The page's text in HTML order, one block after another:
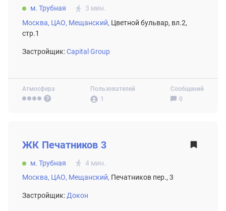
Атмосфера
Пользователей
1
Сообщений
0
м. Трубная
3 мин.
Москва, ЦАО, Мещанский, Цветной бульвар, вл.2,
стр.1
Застройщик:Capital Group
ЖК Печатников 3
м. Трубная
4 мин.
Москва, ЦАО, Мещанский, Печатников пер., 3
Застройщик: Докон